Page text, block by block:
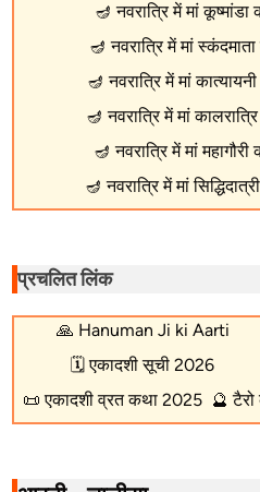
🪔 नवरात्रि में मां
🪔 नवरात्रि में मां
🪔 नवरात्रि में मां
🪔 नवरात्रि में मां
🪔 नवरात्रि में मां
🪔 नवरात्रि में मां
प्रचलित लिंक
🙏 Hanuman Ji ki Aarti
🗓️ एकादशी सूची 2026
📜 एकादशी व्रत कथा 2025 🔮 टैरो